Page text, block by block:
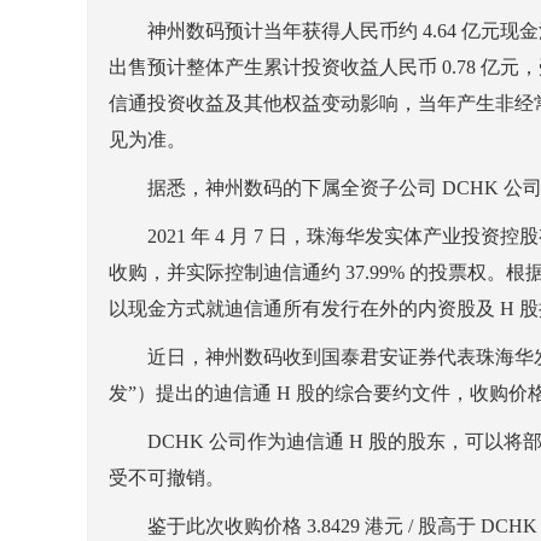
神州数码预计当年获得人民币约 4.64 亿元现金
出售预计整体产生累计投资收益人民币 0.78 亿元
信通投资收益及其他权益变动影响，当年产生非
见为准。
据悉，神州数码的下属全资子公司 DCHK 公司
2021 年 4 月 7 日，珠海华发实体产业投资控股
收购，并实际控制迪信通约 37.99% 的投票权。根
以现金方式就迪信通所有发行在外的内资股及 H
近日，神州数码收到国泰君安证券代表珠海华
发”）提出的迪信通 H 股的综合要约文件，收购价
DCHK 公司作为迪信通 H 股的股东，可以将部
受不可撤销。
鉴于此次收购价格 3.8429 港元 / 股高于 DCHK